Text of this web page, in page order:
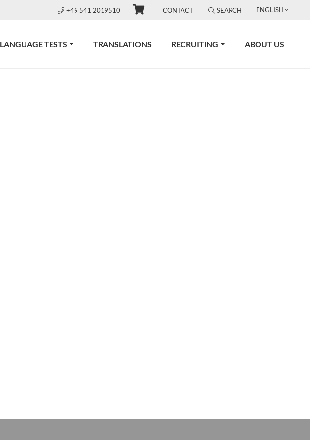
+49 541 2019510 CONTACT SEARCH ENGLISH
LANGUAGE TESTS TRANSLATIONS RECRUITING ABOUT US